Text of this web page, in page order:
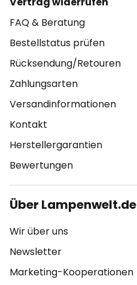
FAQ & Beratung
Bestellstatus prüfen
Rücksendung/Retouren
Zahlungsarten
Versandinformationen
Kontakt
Herstellergarantien
Bewertungen
Über Lampenwelt.de
Wir über uns
Newsletter
Marketing-Kooperationen